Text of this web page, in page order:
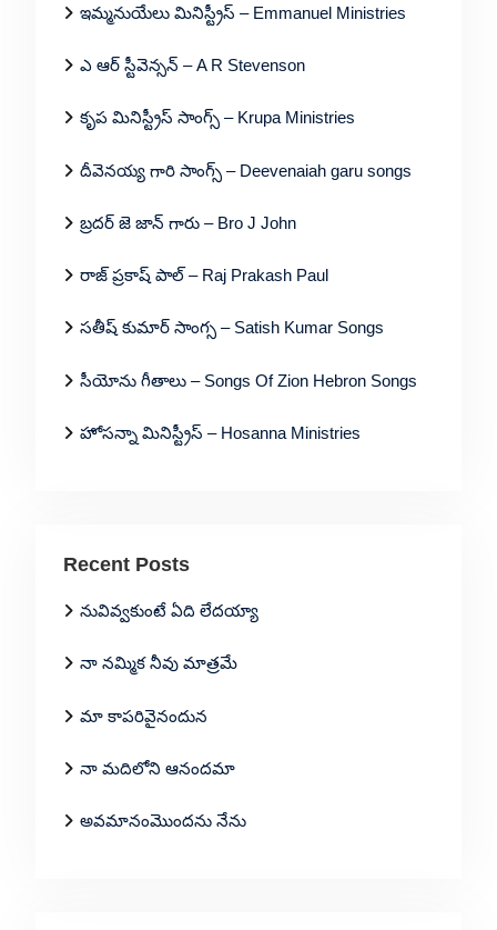
ఇమ్మనుయేలు మినిస్ట్రీస్ – Emmanuel Ministries
ఎ ఆర్ స్టీవెన్సన్ – A R Stevenson
కృప మినిస్ట్రీస్ సాంగ్స్ – Krupa Ministries
దీవెనయ్య గారి సాంగ్స్ – Deevenaiah garu songs
బ్రదర్ జె జాన్ గారు – Bro J John
రాజ్ ప్రకాష్ పాల్ – Raj Prakash Paul
సతీష్ కుమార్ సాంగ్స – Satish Kumar Songs
సీయోను గీతాలు – Songs Of Zion Hebron Songs
హోసన్నా మినిస్ట్రీస్ – Hosanna Ministries
Recent Posts
నువివ్వకుంటే ఏది లేదయ్యా
నా నమ్మిక నీవు మాత్రమే
మా కాపరివైనందున
నా మదిలోని ఆనందమా
అవమానంమొందను నేను